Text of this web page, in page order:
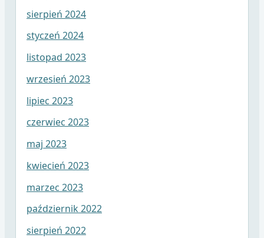
sierpień 2024
styczeń 2024
listopad 2023
wrzesień 2023
lipiec 2023
czerwiec 2023
maj 2023
kwiecień 2023
marzec 2023
październik 2022
sierpień 2022